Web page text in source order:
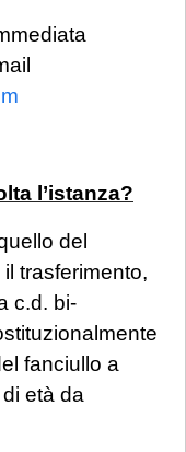
l’istanza?
del
trasferimento,
c.d. bi-
fanciullo a
età da
si
richiesta di
le seguenti
indagini ex
con
nel
solo se
alla